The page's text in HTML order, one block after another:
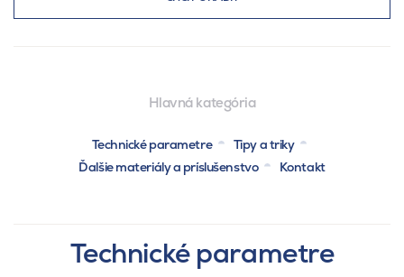
Hlavná kategória
Technické parametre
Tipy a triky
Ďalšie materiály a príslušenstvo
Kontakt
Technické parametre